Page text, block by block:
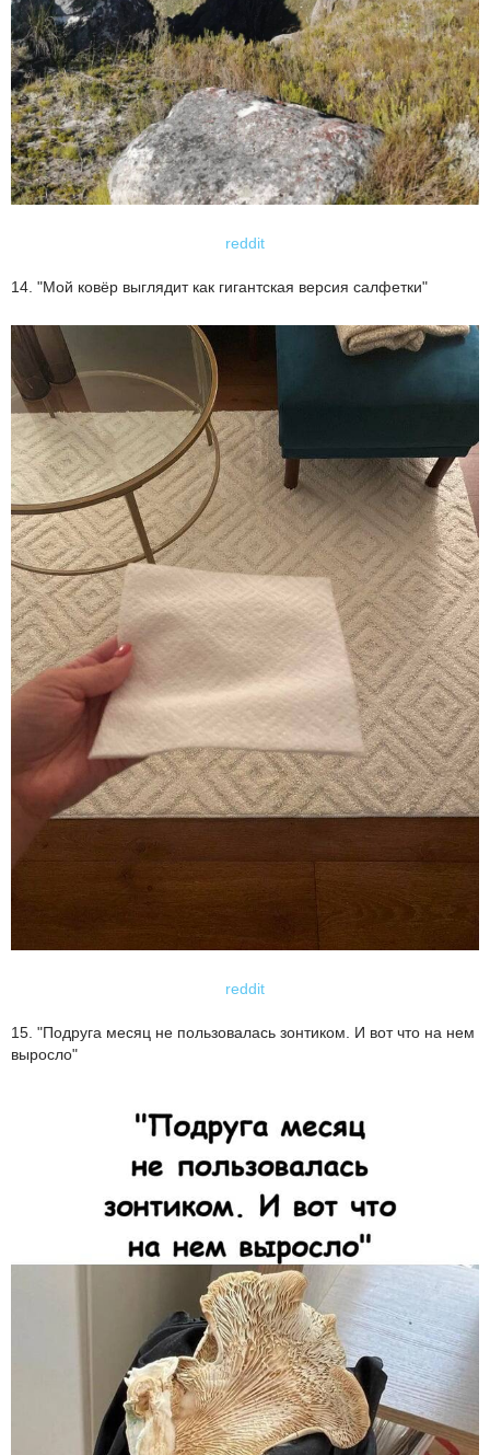
reddit
14. "Мой ковёр выглядит как гигантская версия салфетки"
reddit
15. "Подруга месяц не пользовалась зонтиком. И вот что на нем
выросло"